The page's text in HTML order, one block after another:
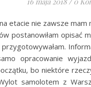
etacie nie zawsze
postanowiłam
opracowanie
bo niektóre
samolotem z